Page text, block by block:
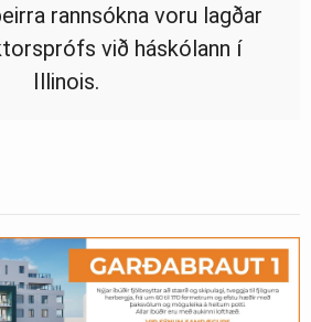
rannsókna voru lagðar
við háskólann í
Illinois.